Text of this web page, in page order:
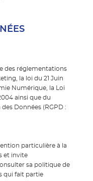
des réglementations
la loi du 21 Juin
Numérique, la Loi
ainsi que du
Données (RGPD :
particulière à la
et invite
sa politique de
qui fait partie